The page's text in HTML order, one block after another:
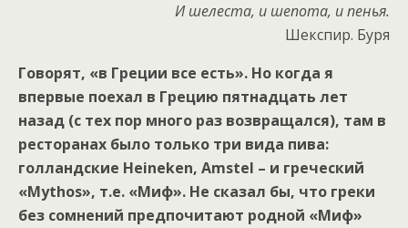
И шелеста, и шепота, и пенья.
Шекспир. Буря
Говорят, «в Греции все есть». Но когда я
впервые поехал в Грецию пятнадцать лет
назад (с тех пор много раз возвращался), там в
ресторанах было только три вида пива:
голландские Heineken, Amstel – и греческий
«Mythos», т.е. «Миф». Не сказал бы, что греки
без сомнений предпочитают родной «Миф»